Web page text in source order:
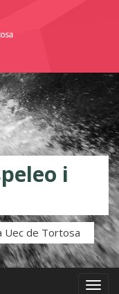
i
Uec de Tortosa
Menú